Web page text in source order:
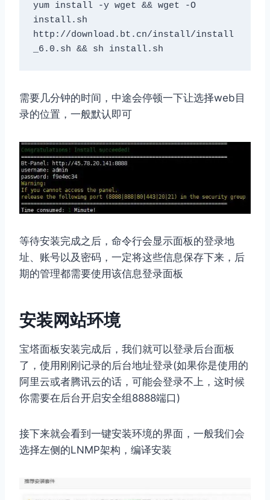
yum install -y wget && wget -O
install.sh
http://download.bt.cn/install/install
_6.0.sh && sh install.sh
需要几分钟的时间，中途会停顿一下让选择web目
录的位置，一般默认即可
等待安装完成之后，命令行会显示面板的登录地
址、账号以及密码，一定将这些信息保存下来，后
期的管理都需要使用该信息登录面板
安装网站环境
宝塔面板安装完成后，我们就可以登录后台面板
了，使用刚刚记录的后台地址登录(如果你是使用的
阿里云或者腾讯云的话，可能会登录不上，这时候
你需要在后台开启安全组8888端口)
接下来就会看到一键安装环境的界面，一般我们会
选择左侧的LNMP架构，编译安装